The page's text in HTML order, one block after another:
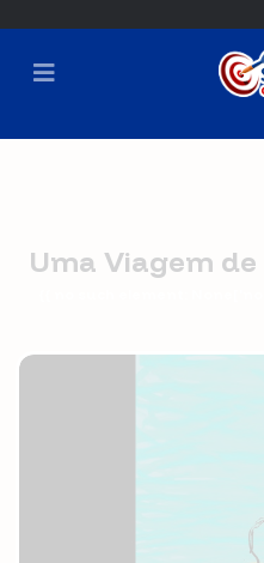
Uma Viagem
⏳ Sorteio em2018-